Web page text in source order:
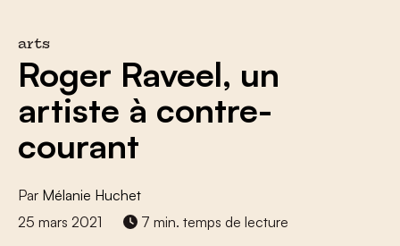
arts
Roger Raveel, un
artiste à contre-
courant
Par Mélanie Huchet
25 mars 2021
7 min. temps de lecture